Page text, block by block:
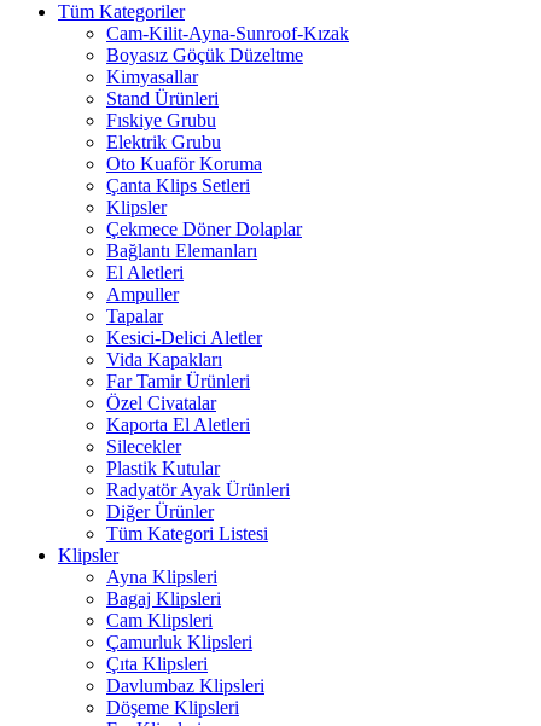
Tüm Kategoriler
Cam-Kilit-Ayna-Sunroof-Kızak
Boyasız Göçük Düzeltme
Kimyasallar
Stand Ürünleri
Fıskiye Grubu
Elektrik Grubu
Oto Kuaför Koruma
Çanta Klips Setleri
Klipsler
Çekmece Döner Dolaplar
Bağlantı Elemanları
El Aletleri
Ampuller
Tapalar
Kesici-Delici Aletler
Vida Kapakları
Far Tamir Ürünleri
Özel Civatalar
Kaporta El Aletleri
Silecekler
Plastik Kutular
Radyatör Ayak Ürünleri
Diğer Ürünler
Tüm Kategori Listesi
Klipsler
Ayna Klipsleri
Bagaj Klipsleri
Cam Klipsleri
Çamurluk Klipsleri
Çıta Klipsleri
Davlumbaz Klipsleri
Döşeme Klipsleri